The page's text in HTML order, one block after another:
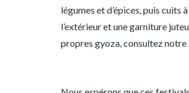
légumes et d’épices, puis
l’extérieur et une garniture
propres gyoza, consultez notre